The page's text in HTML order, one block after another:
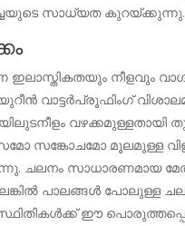
സാധ്യത കുറയ്ക്കുന്നു.
ഇലാസ്തികതയും നീളവും
വാട്ടർപ്രൂഫിംഗ്
വഴക്കമുള്ളതായി
സങ്കോചമോ മൂലമുള്ള
ചലനം സാധാരണമായ
പാലങ്ങൾ പോലുള്ള
ഈ